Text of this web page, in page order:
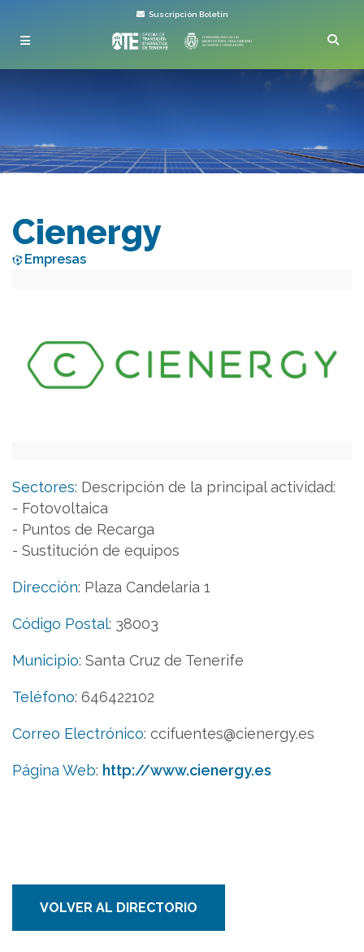
Suscripción Boletín
Cienergy
Empresas
Sectores: Descripción de la principal actividad:
- Fotovoltaica
- Puntos de Recarga
- Sustitución de equipos
Dirección: Plaza Candelaria 1
Código Postal: 38003
Municipio: Santa Cruz de Tenerife
Teléfono: 646422102
Correo Electrónico: ccifuentes@cienergy.es
Página Web: http://www.cienergy.es
VOLVER AL DIRECTORIO